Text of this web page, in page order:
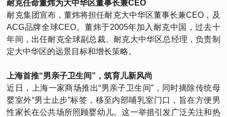
耐克任命董炜为大中华区董事长兼CEO
耐克集团宣布，董炜将担任耐克大中华区董事长兼CEO，及
ACG品牌全球CEO。董炜于2005年加入耐克中国，过去十
年间，出任耐克全球副总裁、耐克大中华区总经理，负责制
定大中华区的远景目标和增长策略。
上海首推“男亲子卫生间”，筑育儿新风尚
近日，上海一家商场推出“男亲子卫生间”，同时摘除传统母
婴室外“男士止步”标签，移至内部哺乳室门口，旨在方便男
性家长在公共场所照顾婴幼儿。这一举措引发广泛关注和热